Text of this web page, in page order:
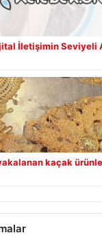
İletişimin Seviyeli
kaçak